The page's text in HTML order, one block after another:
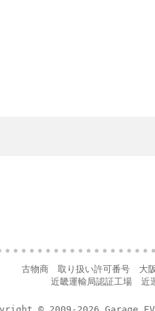
古物商 取り扱い許可番号 大
近畿運輸局認証工場 近